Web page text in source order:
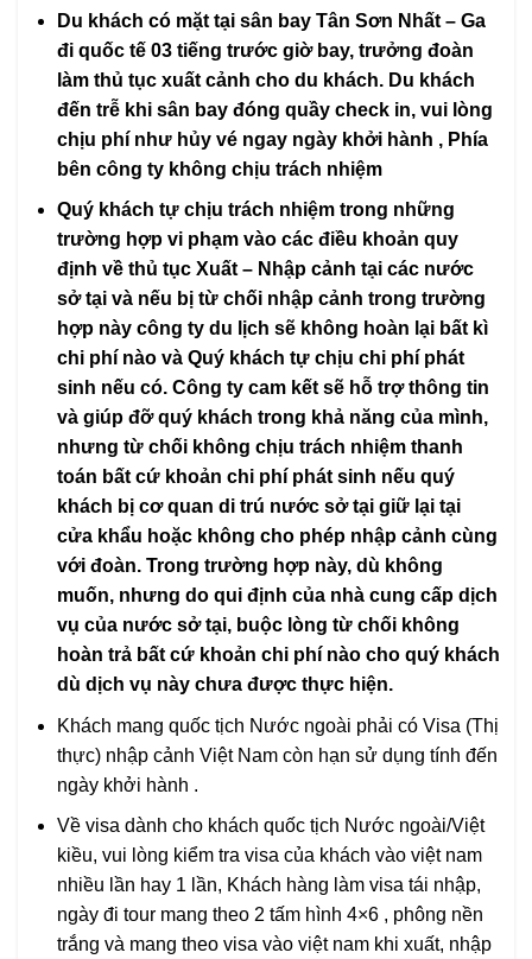
Du khách có mặt tại sân bay Tân Sơn Nhất – Ga
đi quốc tế 03 tiếng trước giờ bay, trưởng đoàn
làm thủ tục xuất cảnh cho du khách. Du khách
đến trễ khi sân bay đóng quầy check in, vui lòng
chịu phí như hủy vé ngay ngày khởi hành , Phía
bên công ty không chịu trách nhiệm
Quý khách tự chịu trách nhiệm trong những
trường hợp vi phạm vào các điều khoản quy
định về thủ tục Xuất – Nhập cảnh tại các nước
sở tại và nếu bị từ chối nhập cảnh trong trường
hợp này công ty du lịch sẽ không hoàn lại bất kì
chi phí nào và Quý khách tự chịu chi phí phát
sinh nếu có. Công ty cam kết sẽ hỗ trợ thông tin
và giúp đỡ quý khách trong khả năng của mình,
nhưng từ chối không chịu trách nhiệm thanh
toán bất cứ khoản chi phí phát sinh nếu quý
khách bị cơ quan di trú nước sở tại giữ lại tại
cửa khẩu hoặc không cho phép nhập cảnh cùng
với đoàn. Trong trường hợp này, dù không
muốn, nhưng do qui định của nhà cung cấp dịch
vụ của nước sở tại, buộc lòng từ chối không
hoàn trả bất cứ khoản chi phí nào cho quý khách
dù dịch vụ này chưa được thực hiện.
Khách mang quốc tịch Nước ngoài phải có Visa (Thị
thực) nhập cảnh Việt Nam còn hạn sử dụng tính đến
ngày khởi hành .
Về visa dành cho khách quốc tịch Nước ngoài/Việt
kiều, vui lòng kiểm tra visa của khách vào việt nam
nhiều lần hay 1 lần, Khách hàng làm visa tái nhập,
ngày đi tour mang theo 2 tấm hình 4×6 , phông nền
trắng và mang theo visa vào việt nam khi xuất, nhập